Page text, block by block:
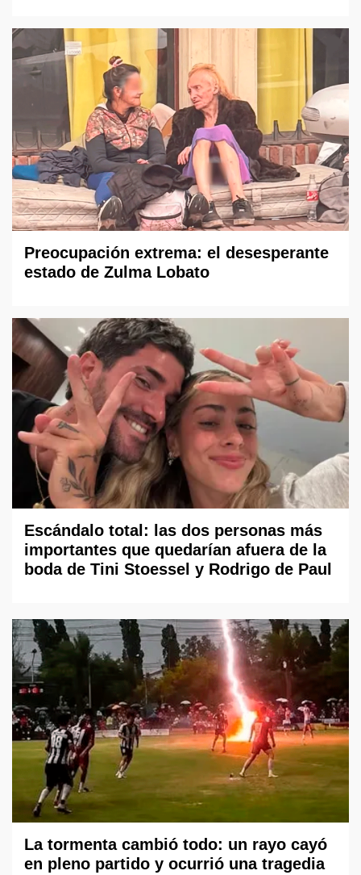
Preocupación extrema: el desesperante
estado de Zulma Lobato
Escándalo total: las dos personas más
importantes que quedarían afuera de la
boda de Tini Stoessel y Rodrigo de Paul
La tormenta cambió todo: un rayo cayó
en pleno partido y ocurrió una tragedia